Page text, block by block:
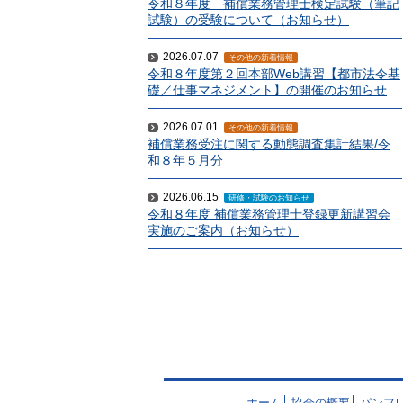
令和８年度 補償業務管理士検定試験（筆記
試験）の受験について（お知らせ）
2026.07.07 その他の新着情報
令和８年度第２回本部Web講習【都市法令基
礎／仕事マネジメント】の開催のお知らせ
2026.07.01 その他の新着情報
補償業務受注に関する動態調査集計結果/令
和８年５月分
2026.06.15 研修・試験のお知らせ
令和８年度 補償業務管理士登録更新講習会
実施のご案内（お知らせ）